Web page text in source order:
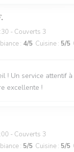
- Couverts 3
: 4/5 Cuisine : 5/5
! Un service attentif
excellente !
- Couverts 3
: 5/5 Cuisine : 5/5